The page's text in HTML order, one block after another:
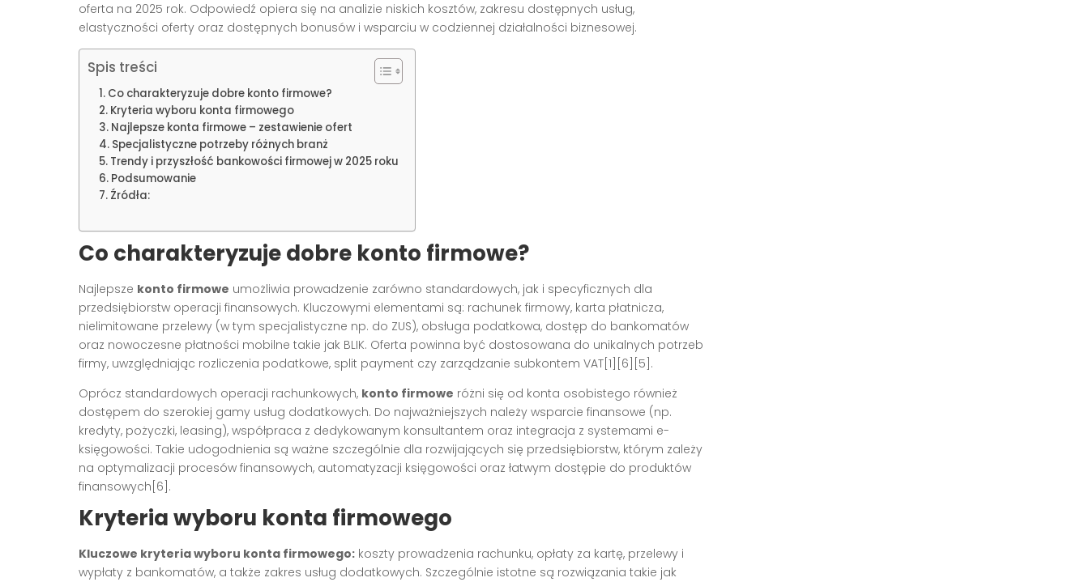
oferta na 2025 rok. Odpowiedź opiera się na analizie niskich kosztów, zakresu dostępnych usług,
elastyczności oferty oraz dostępnych bonusów i wsparciu w codziennej działalności biznesowej.
Spis treści
Co charakteryzuje dobre konto firmowe?
Kryteria wyboru konta firmowego
Najlepsze konta firmowe – zestawienie ofert
Specjalistyczne potrzeby różnych branż
Trendy i przyszłość bankowości firmowej w 2025 roku
Podsumowanie
Źródła:
Co charakteryzuje dobre konto firmowe?
Najlepsze konto firmowe umożliwia prowadzenie zarówno standardowych, jak i specyficznych dla
przedsiębiorstw operacji finansowych. Kluczowymi elementami są: rachunek firmowy, karta płatnicza,
nielimitowane przelewy (w tym specjalistyczne np. do ZUS), obsługa podatkowa, dostęp do bankomatów
oraz nowoczesne płatności mobilne takie jak BLIK. Oferta powinna być dostosowana do unikalnych potrzeb
firmy, uwzględniając rozliczenia podatkowe, split payment czy zarządzanie subkontem VAT[1][6][5].
Oprócz standardowych operacji rachunkowych, konto firmowe różni się od konta osobistego również
dostępem do szerokiej gamy usług dodatkowych. Do najważniejszych należy wsparcie finansowe (np.
kredyty, pożyczki, leasing), współpraca z dedykowanym konsultantem oraz integracja z systemami e-
księgowości. Takie udogodnienia są ważne szczególnie dla rozwijających się przedsiębiorstw, którym zależy
na optymalizacji procesów finansowych, automatyzacji księgowości oraz łatwym dostępie do produktów
finansowych[6].
Kryteria wyboru konta firmowego
Kluczowe kryteria wyboru konta firmowego: koszty prowadzenia rachunku, opłaty za kartę, przelewy i
wypłaty z bankomatów, a także zakres usług dodatkowych. Szczególnie istotne są rozwiązania takie jak